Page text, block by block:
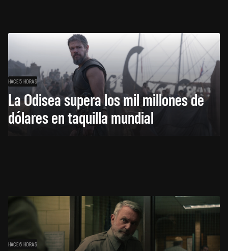
HACE 5 HORAS
La Odisea supera los mil millones de
dólares en taquilla mundial
HACE 6 HORAS